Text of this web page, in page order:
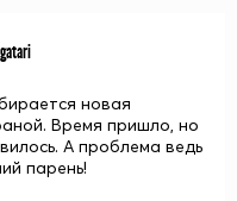
новая
Время пришло, но
А проблема ведь
парень!